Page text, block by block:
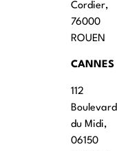
Cordier,
76000
ROUEN
CANNES
112
Boulevard
du Midi,
06150